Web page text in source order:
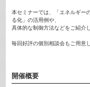
本セミナーでは、「エネルギー
る化」の活用例や、
具体的な制御方法などをご紹介
毎回好評の個別相談会もご用意
開催概要